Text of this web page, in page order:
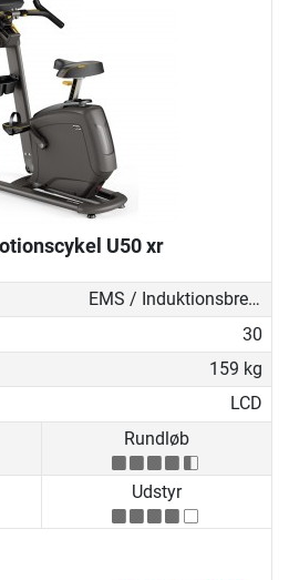
U50 xr
EMS / Induktionsbremse
30
159 kg
LCD
Rundløb
Udstyr